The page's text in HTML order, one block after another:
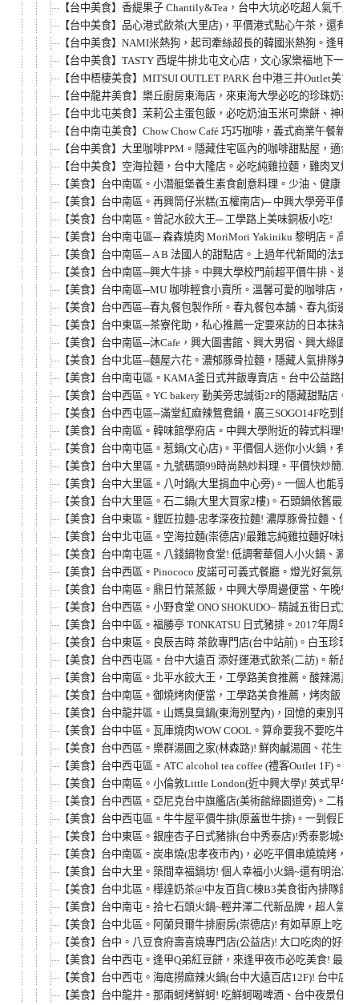
【台中美食】香緹果子 Chantily&Tea，台中大坑必吃超人氣千
【台中美食】品心港式飲茶(大里店)，平價港式點心午茶，還
【台中美食】NAMI米熱狗，起司牽絲超長的韓國米熱狗。逢甲
【台中美食】TASTY 西堤牛排北屯文心店，文心家樂福地下一樓
【台中梧棲美食】MITSUI OUTLET PARK 台中港三井Outlet美
【台中龍井美食】樂丘廚房東海店，來東海大學必吃的珍珠奶
【台中北屯美食】茉莉公主蛋包飯，必吃奶油玉米可樂餅、神
【台中南屯美食】Chow Chow Café 巧巧咖啡，義式商業午餐
【台中美食】大里咖啡PPM。隱藏住宅區內的咖啡甜點屋，適
【台中美食】空海拉麵，台中大隆店。必吃純雞拉麵，雞肉叉
【美食】台中南區。小潛艇堡養生素食創意料理。少油、健康
【美食】台中南區。再興筒仔米糕(五權南店)─ 中興大學旁平價
【美食】台中南區。曾記水餃大王─ 工學路上美味銅板小吃!
【美食】台中南屯區─ 森森燒肉 MoriMori Yakiniku 黎明店。高
【美食】台中南區─ A B 法國人的甜點店。上過年代新聞的法式
【美食】台中南區─興大牛排。中興大學校門前超平價牛排、週
【美食】台中南區─MU 咖啡輕食小賣所。溫馨可愛的咖啡店，
【美食】台中西區─春丸餐包製作所。春丸餐包本舖、春丸街邊
【美食】台中東區─茶寮侘助，私心推薦一定要來訪的日本抹茶
【美食】台中南區─沐Cafe，興大圖書館、興大男宿、興大綠園
【美食】台中北區─麵屋六花。濃郁豚骨拉麵，隱藏人氣排隊美
【美食】台中南屯區。KAMA釜日式丼飯專賣店。台中公益路
【美食】台中西區。YC bakery 勤美旁忠誠街2F的隱藏甜點店。
【美食】台中西屯區─滿堂紅麻辣鴛鴦鍋，廣三SOGO14F吃到飽
【美食】台中南區。韓味館學府店。中興大學附近的韓式料理!
【美食】台中南屯區。惹鍋(文心店)。平價個人迷你小火鍋，有
【美食】台中大里區。九號碼頭99時尚熱炒料理。平價快炒簡單
【美食】台中大里區。八吋鍋(大里捐血中心旁)。一個人也能享
【美食】台中大里區。石二鍋(大里大買家2樓)。石頭鍋依舊最對
【美食】台中東區。貍匠拉麵-忠孝深夜拉麵! 濃厚豚骨拉麵、低
【美食】台中北屯區。空海拉麵(崇德店)!最難忘純雞拉麵好味
【美食】台中南屯區。八錢鍋物食堂! 低調奢華個人小火鍋、涮
【美食】台中西區。Pinococo 皮諾可可義式餐廳。燈光好氣氛
【美食】台中南區。鼎日竹葉蒸飯，中興大學周邊便當、午晚餐
【美食】台中西區。小野食堂 ONO SHOKUDO~ 精誠五街日式
【美食】台中中區。福勝亭 TONKATSU 日式豬排。2017年周年
【美食】台中東區。良辰吉時 茶飲專門店(台中站前)。白玉珍珠
【美食】台中西屯區。台中大遠百 添好運港式飲茶(二訪)。新
【美食】台中南區。北平水餃大王，工學路美食推薦。酸辣湯真
【美食】台中南區。御燒烤肉便當，工學路美食推薦，烤肉飯、
【美食】台中龍井區。山媽臭臭鍋(東海別墅內)，回憶的東別平
【美食】台中中區。瓦庫燒肉WOW COOL。算命要我不要吃牛
【美食】台中西區。樂群湯圓之家(林森路)! 鮮肉鹹湯圓、花生
【美食】台中西屯區。ATC alcohol tea coffee (禮客Outlet 1F)。
【美食】台中南區。小倫敦Little London(近中興大學)! 英式早
【美食】台中西區。亞尼克台中旗艦店(美術館綠園道旁)。二樓
【美食】台中西屯區。牛牛屋平價牛排(原蓋世牛排)。一到假日
【美食】台中東區。銀座杏子日式豬排(台中秀泰店)!秀泰影城
【美食】台中南區。炭串燒(忠孝夜市內)，必吃平價串燒燒烤，
【美食】台中大里。築間幸福鍋坊! 個人幸福小火鍋~還有明治
【美食】台中北區。樺達奶茶@中友百貨C棟B3美食街內排隊飲
【美食】台中南屯。拾七石頭火鍋~輕井澤二代新品牌，超人氣
【美食】台中北區。阿蘭貝爾牛排廚房(崇德店)! 有如草原上吃
【美食】台中。八豆食府壽喜燒專門店(公益店)! 大口吃肉的好
【美食】台中西屯。逢甲Q弟紅豆餅，來逢甲夜市必吃美食! 最便
【美食】台中西屯。海底撈麻辣火鍋(台中大遠百店12F)! 台中
【美食】台中龍井。那兩蚵烤鮮蚵! 吃鮮蚵喝啤酒、台中夜景任